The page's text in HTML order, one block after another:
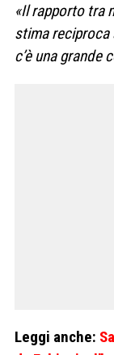
«Il rapporto tra
stima reciproca
c’è una grande
Leggi anche: